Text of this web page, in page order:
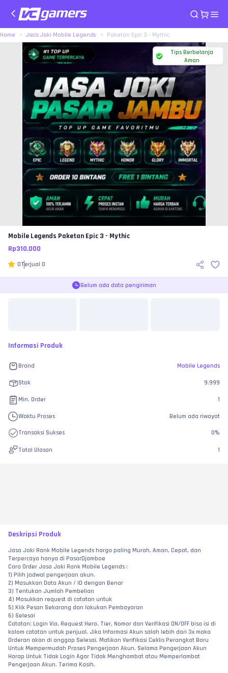
Home Jasa Joki Mobile Legends Paketan Epic 3 - Mythic
Tips Berbelanja
Aman
Mobile Legends Paketan Epic 3 - Mythic
Rp310.000
0Terjual 0
Belum ada data pengiriman
Informasi Produk
Brand Mobile Legends
Stok 9.999
Min. Order 1
Waktu Proses Belum ada riwayat
Transaksi Sukses 0%
Total Ulasan 1
Deskripsi Produk
Jasa Joki Rank Mobile Legends harga paling Murah, Aman, Cepat, dan
Terpercaya hanya di PasarDjamboe
Cara Order Jasa Joki Rank Mobile Legends :
1) Pilih jadwal pengerjaan akun.
2) Masukkan Data Akun / ID dengan Benar
3) Tentukan Jumlah Pembelian
4) Masukkan request di catatan untuk
5) Klik Pesan Sekarang dan lakukan Pembayaran
6) Selesai
Catatan: Login Via, Request Hero, Tier, Nomor dan Verifikasi ON/OFF bisa isi di
kolom catatan untuk penjual. Jika Informasi Akun salah lebih dari 3x maka
Orderan akan di anggap Selesai. Matikan Verifikasi Ceklis Perangkat Baru
Untuk Mempermudah Proses Pengerjaan Akun. Selama Pengerjaan Akun
Harap Untuk Tidak Login Agar Tidak Menghambat atau Memperlambat
Pengerjaan Akun. Terima Kasih.